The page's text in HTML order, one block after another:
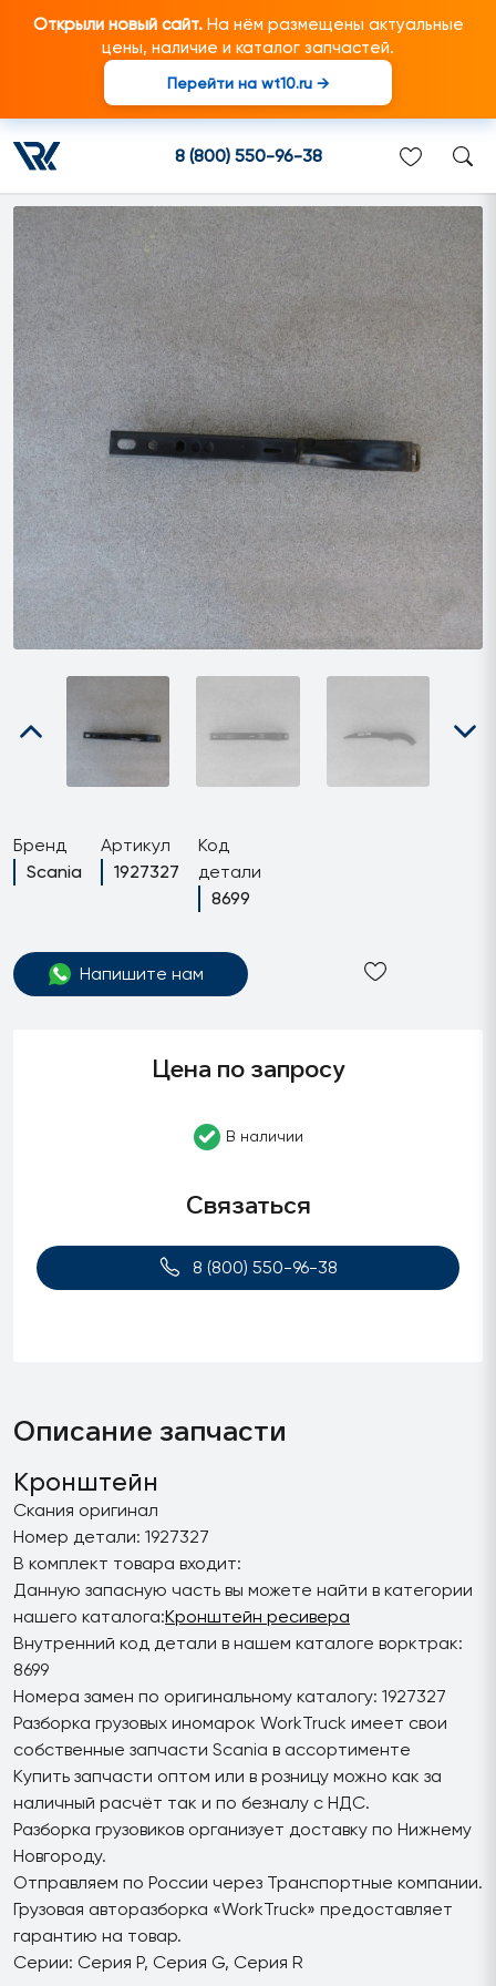
Открыли новый сайт.На нём размещены актуальные
цены, наличие и каталог запчастей.
Перейти на wt10.ru →
8 (800) 550-96-38
1927327 Кронштейн
подходит для грузовиков
марки Scania/Скания
Бренд
Scania
Артикул
1927327
Код
детали
8699
Напишите нам
Цена по запросу
В наличии
Связаться
8 (800) 550-96-38
Описание запчасти
Кронштейн
Скания оригинал
Номер детали: 1927327
В комплект товара входит:
Данную запасную часть вы можете найти в категории
нашего каталога:Кронштейн ресивера
Внутренний код детали в нашем каталоге ворктрак:
8699
Номера замен по оригинальному каталогу: 1927327
Разборка грузовых иномарок WorkTruck имеет свои
собственные запчасти Scania в ассортименте
Купить запчасти оптом или в розницу можно как за
наличный расчёт так и по безналу с НДС.
Разборка грузовиков организует доставку по Нижнему
Новгороду.
Отправляем по России через Транспортные компании.
Грузовая авторазборка «WorkTruck» предоставляет
гарантию на товар.
Серии: Серия P, Серия G, Серия R